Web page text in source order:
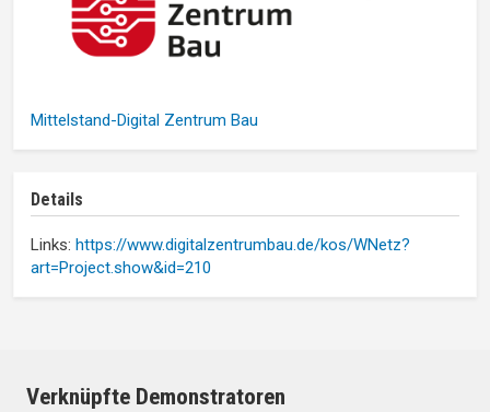
Mittelstand-Digital Zentrum Bau
Details
Links: https://www.digitalzentrumbau.de/kos/WNetz?
art=Project.show&id=210
Verknüpfte Demonstratoren